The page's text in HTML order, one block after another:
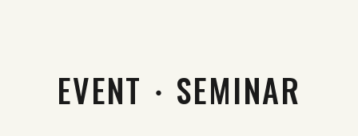
EVENT・SEMINAR